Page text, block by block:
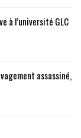
à l’université GLC
assassiné,